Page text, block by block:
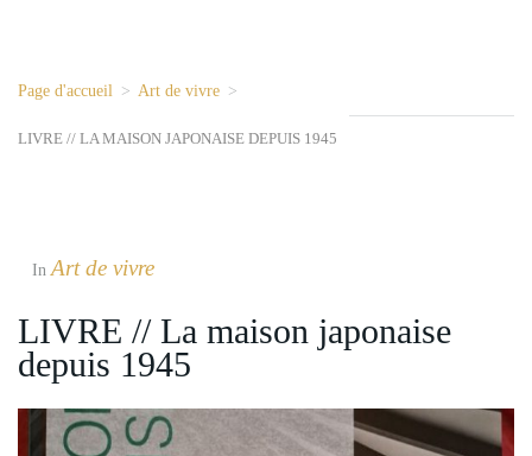
Page d'accueil > Art de vivre >
LIVRE // LA MAISON JAPONAISE DEPUIS 1945
InArt de vivre
LIVRE // La maison japonaise
depuis 1945